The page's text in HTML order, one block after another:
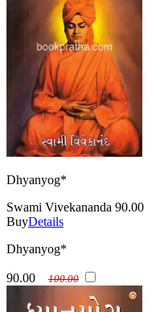
Dhyanyog*
Swami Vivekananda 90.00
BuyDetails
Dhyanyog*
90.00 100.00